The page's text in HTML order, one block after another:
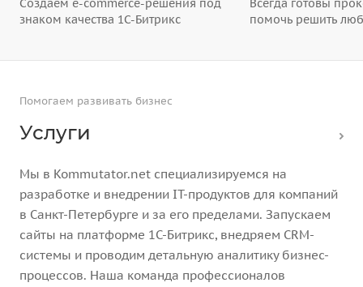
Создаём e-commerce-решения под
знаком качества 1С-Битрикс
Всегда готовы
помочь решить
Помогаем развивать бизнес
Услуги
Мы в Kommutator.net специализируемся на
разработке и внедрении IT-продуктов для компаний
в Санкт-Петербурге и за его пределами. Запускаем
сайты на платформе 1С-Битрикс, внедряем CRM-
системы и проводим детальную аналитику бизнес-
процессов. Наша команда профессионалов